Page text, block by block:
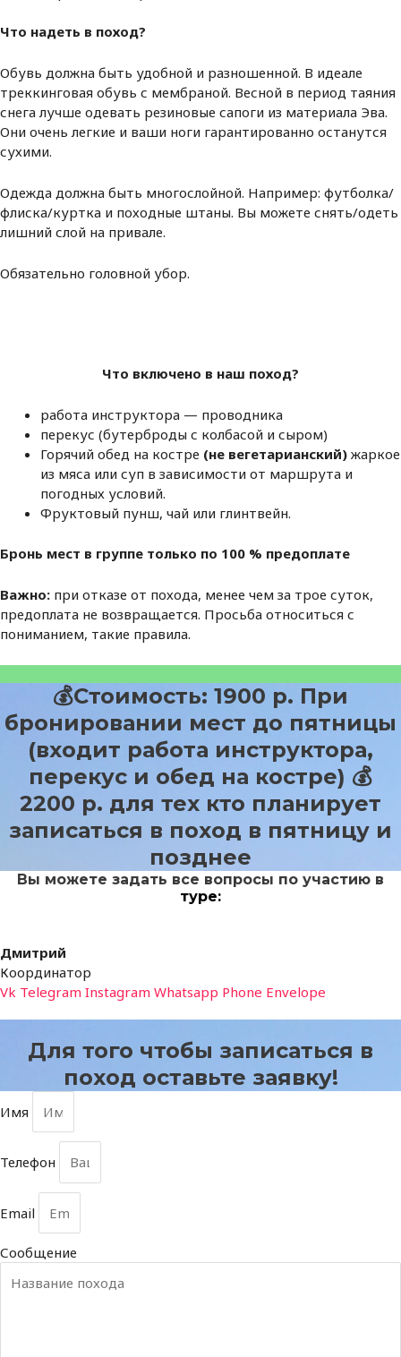
Что надеть в поход?
Обувь должна быть удобной и разношенной. В идеале
треккинговая обувь с мембраной. Весной в период таяния
снега лучше одевать резиновые сапоги из материала Эва.
Они очень легкие и ваши ноги гарантированно останутся
сухими.
Одежда должна быть многослойной. Например: футболка/
флиска/куртка и походные штаны. Вы можете снять/одеть
лишний слой на привале.
Обязательно головной убор.
Что включено в наш поход?
работа инструктора — проводника
перекус (бутерброды с колбасой и сыром)
Горячий обед на костре (не вегетарианский) жаркое
из мяса или суп в зависимости от маршрута и
погодных условий.
Фруктовый пунш, чай или глинтвейн.
Бронь мест в группе только по 100 % предоплате
Важно: при отказе от похода, менее чем за трое суток,
предоплата не возвращается. Просьба относиться с
пониманием, такие правила.
💰Стоимость: 1900 р. При
бронировании мест до пятницы
(входит работа инструктора,
перекус и обед на костре) 💰
2200 р. для тех кто планирует
записаться в поход в пятницу и
позднее
Вы можете задать все вопросы по участию в
туре:
Дмитрий
Координатор
Vk Telegram Instagram Whatsapp Phone Envelope
Для того чтобы записаться в
поход оставьте заявку!
Имя
Телефон
Email
Сообщение